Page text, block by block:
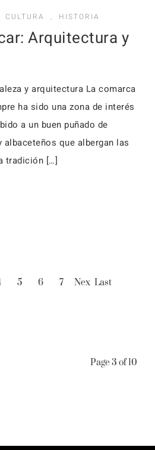
CULTURA , HISTORIA
Arquitectura y
y arquitectura La comarca
ha sido una zona de interés
a un buen puñado de
que albergan las
tradición […]
5 6 7
Nex Last
Page 3 of 10